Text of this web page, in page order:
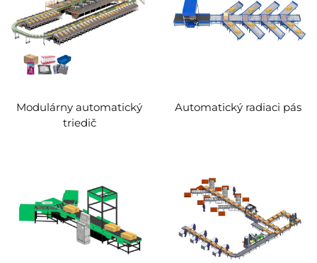
Modulárny automatický
triedič
Automatický radiaci pás